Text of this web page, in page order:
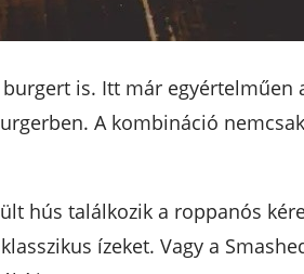
is. Itt már egyértelműen
A kombináció
hús találkozik a roppanós
ízeket. Vagy a